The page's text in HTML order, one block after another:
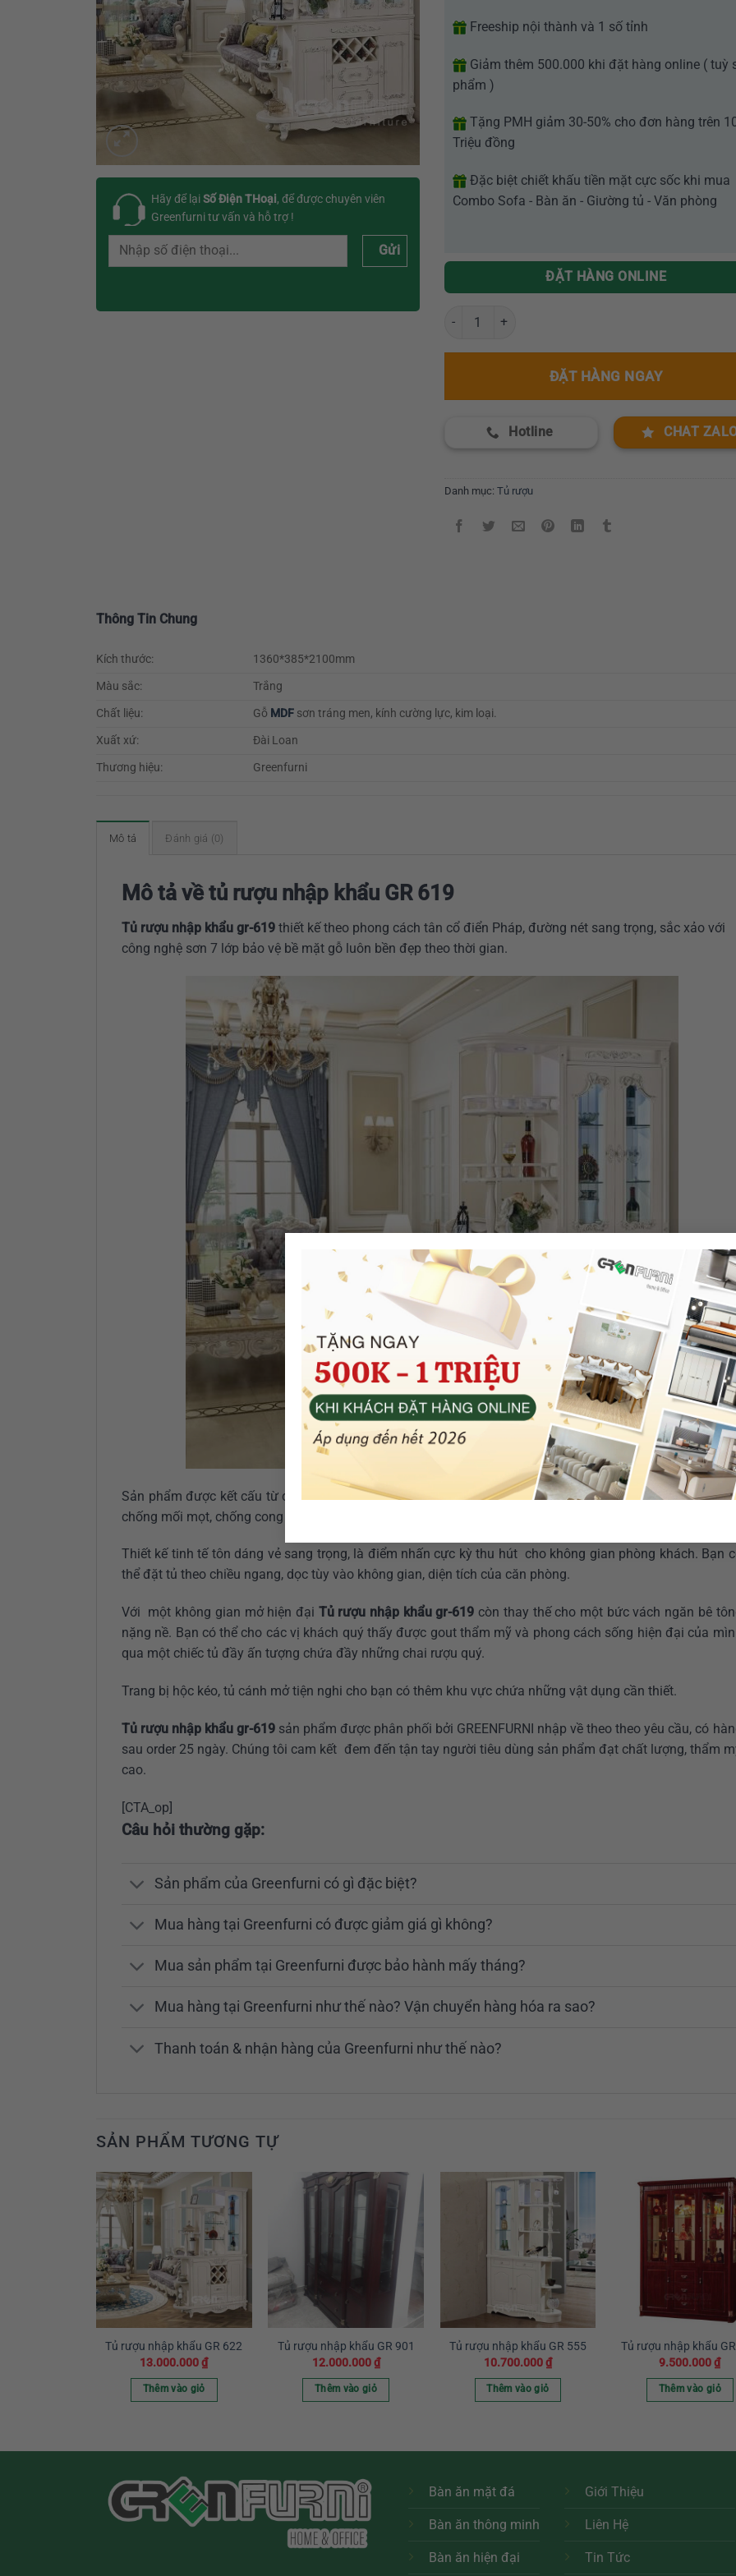
Hãy để lạiSố Điện THoại, để được chuyên viên
Greenfurni tư vấn và hỗ trợ !
Gửi
Freeship nội thành và 1 số tỉnh
Giảm thêm 500.000 khi đặt hàng online ( tuỳ
phẩm )
Tặng PMH giảm 30-50% cho đơn hàng trên
Triệu đồng
Đặc biệt chiết khấu tiền mặt cực sốc khi mua
Combo Sofa - Bàn ăn - Giường tủ - Văn phòng
ĐẶT HÀNG ONLINE
Tủ rượu nhập khẩu GR 619 số lượng
ĐẶT HÀNG NGAY
Hotline CHAT
Danh mục: Tủ rượu
Thông Tin Chung
Kích thước:
1360*385*2100mm
Màu sắc:
Trắng
Chất liệu:
Gỗ MDF sơn tráng men, kính cường lực, kim loại.
Xuất xứ:
Đài Loan
Thương hiệu:
Greenfurni
Mô tả Đánh giá (0)
Mô tả về tủ rượu nhập khẩu GR 619
Tủ rượu nhập khẩu gr-619 thiết kế theo phong cách tân cổ điển Pháp, đường nét sang trọng, sắc xảo với
công nghệ sơn 7 lớp bảo vệ bề mặt gỗ luôn bền đẹp theo thời gian.
Sản phẩm được kết cấu từ chất liệu gỗ MDF sơn tráng men bền màu, chất liệu gỗ đã qua xử lý kháng
chống mối mọt, chống cong vênh.
Thiết kế tinh tế tôn dáng vẻ sang trọng, là điểm nhấn cực kỳ thu hút cho không gian phòng khách. Bạn
thể đặt tủ theo chiều ngang, dọc tùy vào không gian, diện tích của căn phòng.
Với một không gian mở hiện đại Tủ rượu nhập khẩu gr-619 còn thay thế cho một bức vách ngăn bê
nặng nề. Bạn có thể cho các vị khách quý thấy được gout thẩm mỹ và phong cách sống hiện đại của
qua một chiếc tủ đầy ấn tượng chứa đầy những chai rượu quý.
Trang bị hộc kéo, tủ cánh mở tiện nghi cho bạn có thêm khu vực chứa những vật dụng cần thiết.
Tủ rượu nhập khẩu gr-619 sản phẩm được phân phối bởi GREENFURNI nhập về theo theo yêu cầu, có
sau order 25 ngày. Chúng tôi cam kết đem đến tận tay người tiêu dùng sản phẩm đạt chất lượng, thẩm
cao.
[CTA_op]
Câu hỏi thường gặp:
Sản phẩm của Greenfurni có gì đặc biệt?
Mua hàng tại Greenfurni có được giảm giá gì không?
Mua sản phẩm tại Greenfurni được bảo hành mấy tháng?
Mua hàng tại Greenfurni như thế nào? Vận chuyển hàng hóa ra sao?
Thanh toán & nhận hàng của Greenfurni như thế nào?
SẢN PHẨM TƯƠNG TỰ
Tủ rượu nhập khẩu GR 622
13.000.000₫
Thêm vào giỏ
Tủ rượu nhập khẩu GR 901
12.000.000₫
Thêm vào giỏ
Tủ rượu nhập khẩu GR 555
10.700.000₫
Thêm vào giỏ
Tủ rượu nhập khẩu
9.500.000₫
Thêm vào giỏ
Bàn ăn mặt đá
Bàn ăn thông minh
Bàn ăn hiện đại
Giới Thiệu
Liên Hệ
Tin Tức